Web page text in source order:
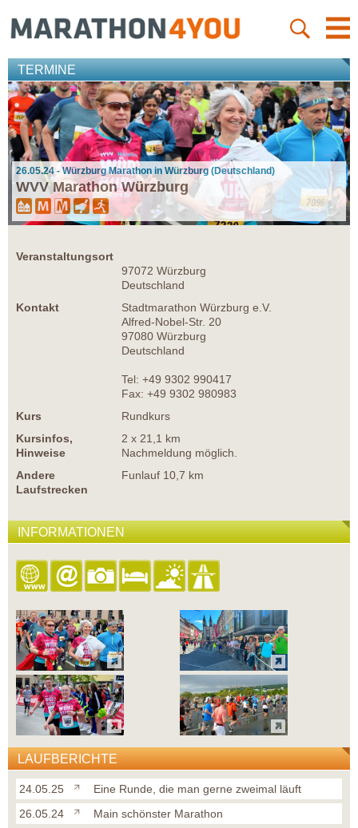
TERMINE
26.05.24 - Würzburg Marathon in Würzburg (Deutschland)
WVV Marathon Würzburg
Veranstaltungsort
97072 Würzburg
Deutschland
Kontakt
Stadtmarathon Würzburg e.V.
Alfred-Nobel-Str. 20
97080 Würzburg
Deutschland
Tel: +49 9302 990417
Fax: +49 9302 980983
Kurs
Rundkurs
Kursinfos,
Hinweise
2 x 21,1 km
Nachmeldung möglich.
Andere
Laufstrecken
Funlauf 10,7 km
INFORMATIONEN
LAUFBERICHTE
24.05.25
Eine Runde, die man gerne zweimal läuft
26.05.24
Main schönster Marathon